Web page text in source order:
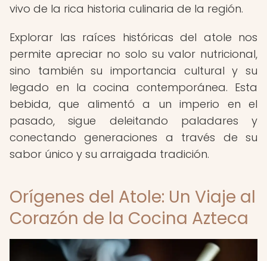
vivo de la rica historia culinaria de la región.
Explorar las raíces históricas del atole nos
permite apreciar no solo su valor nutricional,
sino también su importancia cultural y su
legado en la cocina contemporánea. Esta
bebida, que alimentó a un imperio en el
pasado, sigue deleitando paladares y
conectando generaciones a través de su
sabor único y su arraigada tradición.
Orígenes del Atole: Un Viaje al
Corazón de la Cocina Azteca